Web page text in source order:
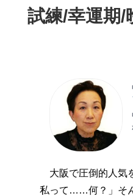
試練/幸運期/
大阪で圧倒的人気
私って……何？」そ